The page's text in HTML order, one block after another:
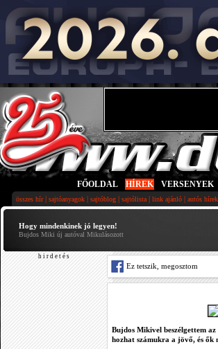
FŐOLDAL HÍREK VERSENYEK
összes hír| sajtóanyagok | sajtóblog | sajtólista | link ajánló | autós hírek
Hogy mindenkinek jó legyen!
Bujdos Miki új autóval Mikulásozott
h i r d e t é s
Ez tetszik, megosztom
Bujdos Mikivel beszélgettem
hozhat számukra a jövő, és